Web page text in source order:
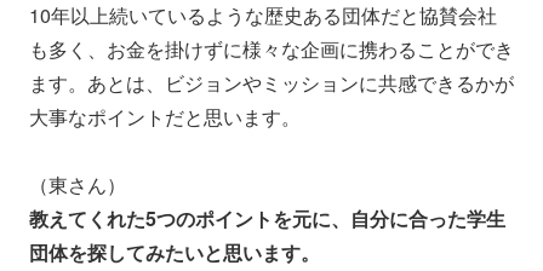
10年以上続いているような歴史ある団体だと協賛会社
も多く、お金を掛けずに様々な企画に携わることができ
ます。あとは、ビジョンやミッションに共感できるかが
大事なポイントだと思います。
（東さん）
教えてくれた5つのポイントを元に、自分に合った学生
団体を探してみたいと思います。